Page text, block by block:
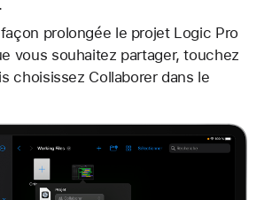
prolongée le projet Logic Pro
vous souhaitez partager, touchez
choisissez Collaborer dans le